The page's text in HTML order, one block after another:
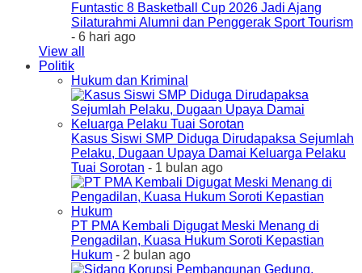
Funtastic 8 Basketball Cup 2026 Jadi Ajang
Silaturahmi Alumni dan Penggerak Sport Tourism
- 6 hari ago
View all
Politik
Hukum dan Kriminal
Kasus Siswi SMP Diduga Dirudapaksa Sejumlah
Pelaku, Dugaan Upaya Damai Keluarga Pelaku
Tuai Sorotan - 1 bulan ago
PT PMA Kembali Digugat Meski Menang di
Pengadilan, Kuasa Hukum Soroti Kepastian
Hukum - 2 bulan ago